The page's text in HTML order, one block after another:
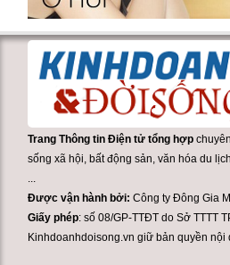
Trang Thông tin Điện tử tổng hợp
sống xã hội, bất động sản, văn hóa du
...
Được vận hành bởi:Công ty Đông Gia
Giấy phép: số 08/GP-TTĐT do Sở TTTT
Kinhdoanhdoisong.vn giữ bản quyền nội